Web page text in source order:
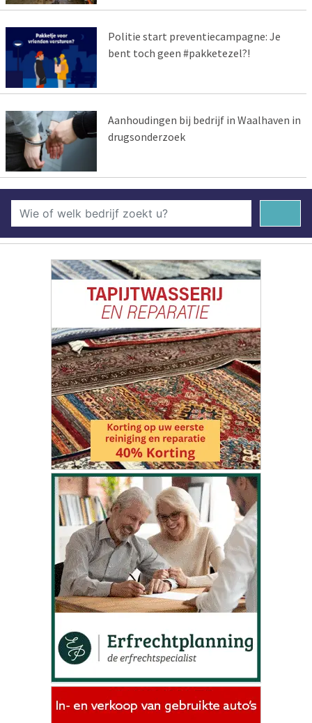
Politie start preventiecampagne: Je
bent toch geen #pakketezel?!
Aanhoudingen bij bedrijf in Waalhaven in
drugsonderzoek